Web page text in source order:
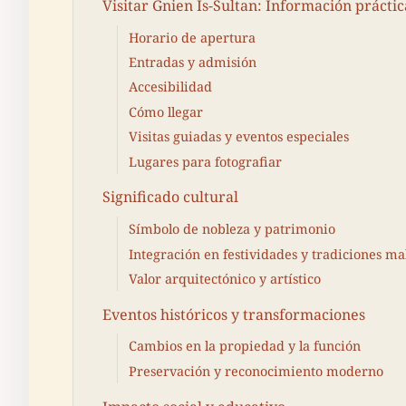
Visitar Ġnien Is-Sultan: Información
Horario de apertura
Entradas y admisión
Accesibilidad
Cómo llegar
Visitas guiadas y eventos especiales
Lugares para fotografiar
Significado cultural
Símbolo de nobleza y patrimonio
Integración en festividades y tradiciones
Valor arquitectónico y artístico
Eventos históricos y transformaciones
Cambios en la propiedad y la función
Preservación y reconocimiento moderno